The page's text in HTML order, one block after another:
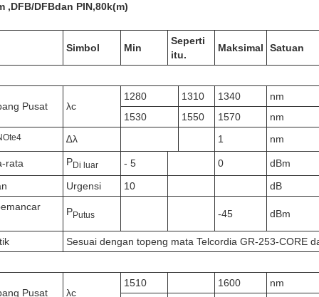
,DFB/DFBdan PIN,80k(m)
Simbol Min
Seperti
itu.
Maksimal Satuan
Pusat λc
1280 1310 1340
nm
1530
1550 1570 nm
Ote4 ∆λ 1 nm
rata PDi luar - 5 0
dBm
Urgensi 10
dB
PPutus -45 dBm
Sesuai dengan topeng mata Telcordia GR-253-CORE
Pusat λc
1510 1600 nm